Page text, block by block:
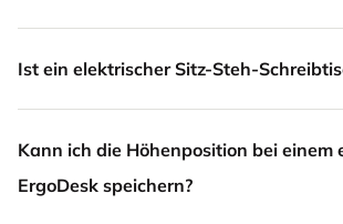
Ist ein elektrischer Sitz-Steh-
Kann ich die Höhenposition bei einem
ErgoDesk speichern?